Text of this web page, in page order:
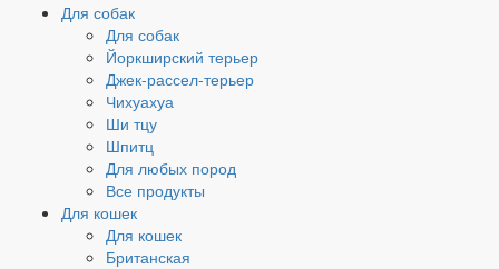
Для собак
Для собак
Йоркширский терьер
Джек-рассел-терьер
Чихуахуа
Ши тцу
Шпитц
Для любых пород
Все продукты
Для кошек
Для кошек
Британская